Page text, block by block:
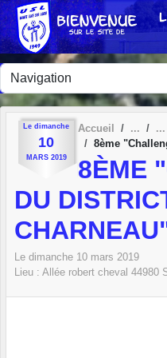
Le dimanche
10
MARS 2019
Accueil
8ème
8ÈME
DU
Le dimanche 10 mars 2019
Lieu : Allée robert cheval 44980
Panneau de gestion des